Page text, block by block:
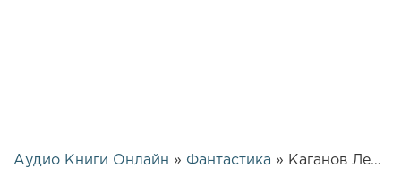
Аудио Книги Онлайн » Фантастика » Каганов Леонид – Лимонная планета | 25851